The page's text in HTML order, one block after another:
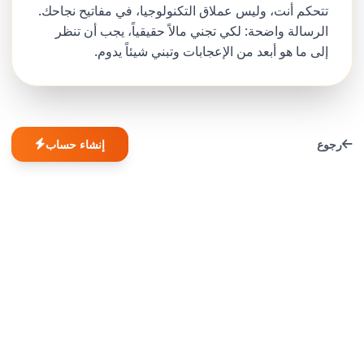
تتحكم أنت، وليس عملاق التكنولوجيا، في مفاتيح نجاحك.
الرسالة واضحة: لكي تجني مالاً حقيقياً، يجب أن تنظر
إلى ما هو أبعد من الإعجابات وتبني شيئاً يدوم.
رجوع إنشاء حساب